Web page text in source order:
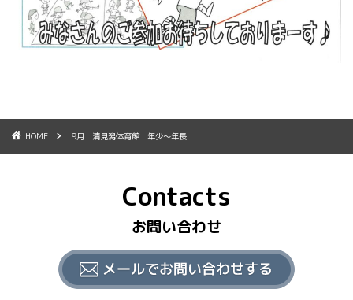
HOME 9月 清見潟体育館 年少～年長
Contacts
お問い合わせ